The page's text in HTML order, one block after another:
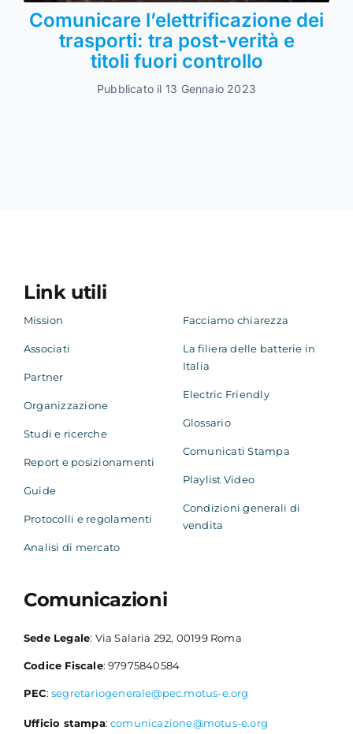
Comunicare l’elettrificazione dei
trasporti: tra post-verità e
titoli fuori controllo
Pubblicato il 13 Gennaio 2023
Link utili
Mission
Associati
Partner
Organizzazione
Studi e ricerche
Report e posizionamenti
Guide
Protocolli e regolamenti
Analisi di mercato
Facciamo chiarezza
La filiera delle batterie in
Italia
Electric Friendly
Glossario
Comunicati Stampa
Playlist Video
Condizioni generali di
vendita
Comunicazioni
Sede Legale: Via Salaria 292, 00199 Roma
Codice Fiscale: 97975840584
PEC: segretariogenerale@pec.motus-e.org
Ufficio stampa:comunicazione@motus-e.org